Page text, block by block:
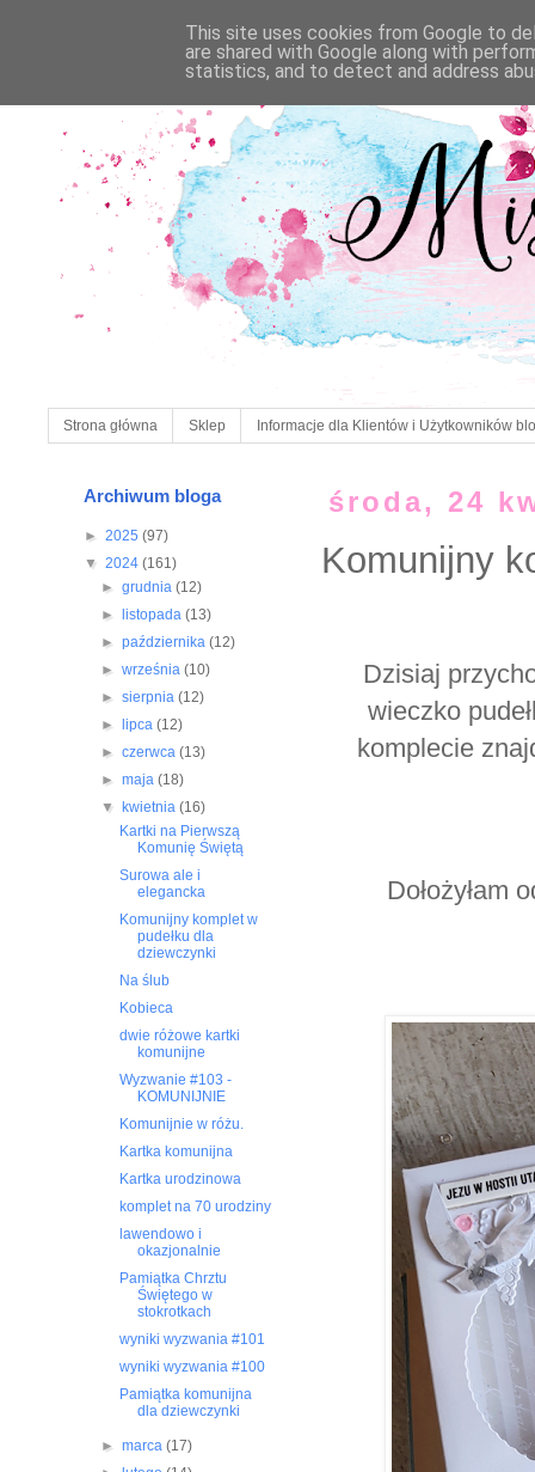
Strona główna Sklep Informacje dla Klientów i Użytkowników
środa, 24
Komunijny
Dzisiaj
wieczko
komplecie
Dołożyłam
Archiwum bloga
► 2025 (97)
▼ 2024 (161)
►grudnia(12)
►
listopada(13)
►października(12)
►września(10)
►sierpnia(12)
►
lipca(12)
►czerwca(13)
►maja(18)
▼
kwietnia(16)
Kartki na Pierwszą
Komunię Świętą
Surowa ale i
elegancka
Komunijny komplet w
pudełku dla
dziewczynki
Na ślub
Kobieca
dwie różowe kartki
komunijne
Wyzwanie #103 -
KOMUNIJNIE
Komunijnie w różu.
Kartka komunijna
Kartka urodzinowa
komplet na 70 urodziny
lawendowo i
okazjonalnie
Pamiątka Chrztu
Świętego w
stokrotkach
wyniki wyzwania #101
wyniki wyzwania #100
Pamiątka komunijna
dla dziewczynki
►marca(17)
This site uses cookies from Google to
are shared with Google along with
statistics, and to detect and address